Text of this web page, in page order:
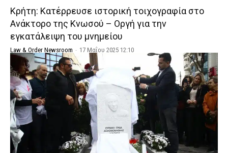
Κρήτη: Κατέρρευσε ιστορική τοιχογραφία στο
Ανάκτορο της Κνωσού – Οργή για την
εγκατάλειψη του μνημείου
Law & Order Newsroom - 17 Μαΐου 2025 12:10